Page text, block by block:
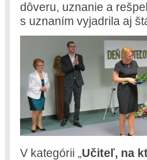
dôveru, uznanie a
s uznaním vyjadrila aj
V kategórii „Učiteľ, na